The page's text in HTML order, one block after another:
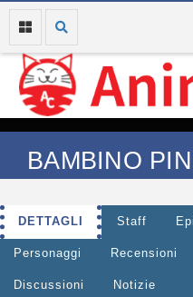
BAMBINO
DETTAGLI Staff
Personaggi Recensioni
Discussioni Notizie